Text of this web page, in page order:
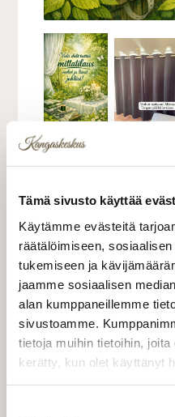
Tämä sivusto käyttää
Käytämme evästeitä
räätälöimiseen,
tukemiseen ja
jaamme sosiaalisen
alan kumppaneillemme
sivustoamme.
tietoja muihin tietoihin,
kerätty, kun olet käyttänyt
Hinta on
suunnittelun kuvien
Ei sisällä paikan
kangas ja ota
laittaa kuva tilasta,
Yhteystiedot:
0,10 €